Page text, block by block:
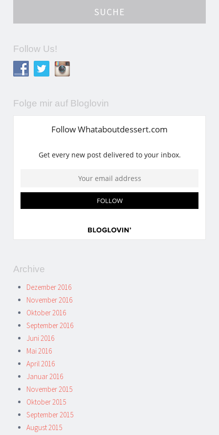
Follow Us!
Folge mir auf Bloglovin
Archive
Dezember 2016
November 2016
Oktober 2016
September 2016
Juni 2016
Mai 2016
April 2016
Januar 2016
November 2015
Oktober 2015
September 2015
August 2015